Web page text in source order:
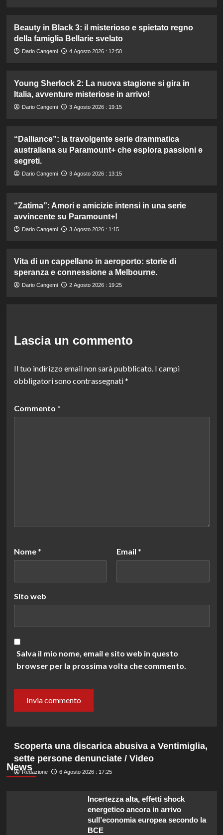
Beauty in Black 3: il misterioso e spietato regno
della famiglia Bellarie svelato
Dario Cangemi 4 Agosto 2026 : 12:50
Young Sherlock 2: La nuova stagione si gira in
Italia, avventure misteriose in arrivo!
Dario Cangemi 3 Agosto 2026 : 19:15
“Dalliance”: la travolgente serie drammatica
australiana su Paramount+ che esplora passioni e
segreti.
Dario Cangemi 3 Agosto 2026 : 13:15
“Zatima”: Amori e amicizie intensi in una serie
avvincente su Paramount+!
Dario Cangemi 3 Agosto 2026 : 1:15
Vita di un cappellano in aeroporto: storie di
speranza e connessione a Melbourne.
Dario Cangemi 2 Agosto 2026 : 19:25
Lascia un commento
Il tuo indirizzo email non sarà pubblicato. I campi
obbligatori sono contrassegnati*
Commento *
Nome * Email *
Sito web
Salva il mio nome, email e sito web in questo
browser per la prossima volta che commento.
News
Scoperta una discarica abusiva a Ventimiglia,
sette persone denunciate / Video
Redazione 6 Agosto 2026 : 17:25
Incertezza alta, effetti shock
energetico ancora in arrivo
sull’economia europea secondo la
BCE